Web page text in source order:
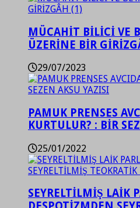
MÜCAHİT BİLİCİ VE
ÜZERİNE BİR
29/07/2023
PAMUK PRENSES
KURTULUR? : BİR
25/01/2022
SEYRELTİLMİŞ LAİK